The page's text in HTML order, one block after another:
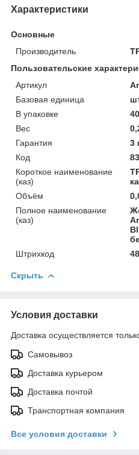
Характеристики
Основные
Производитель
Пользовательские
Артикул
Базовая единица
В упаковке
40
Вес
Гарантия
3
Код
Короткое наименование
(каз)
Объём
Полное наименование
(каз)
Штрихкод
Скрыть
Условия доставки
Доставка осуществляется
Самовывоз
Доставка курьером
Доставка почтой
Транспортная компания
Все условия доставки